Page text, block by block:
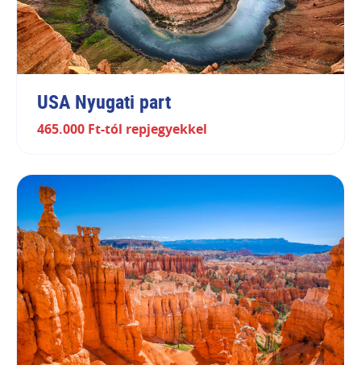
USA Nyugati part
465.000 Ft-tól repjegyekkel